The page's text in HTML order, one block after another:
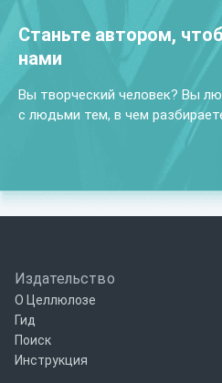
Станьте автором,
нами
Вы творческий человек? Вы
с людьми тем, в чем
Издательство
О Целлюлозе
Гид
Поиск
Инструкция